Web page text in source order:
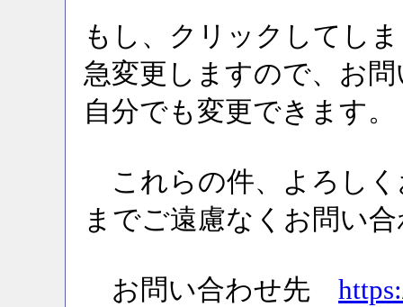
もし、クリックしてし
急変更しますので、お
自分でも変更できます。
これらの件、よろしく
までご遠慮なくお問い
お問い合わせ先